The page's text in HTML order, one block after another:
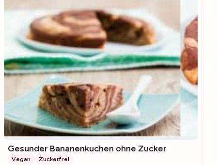
Gesunder Bananenkuchen ohne Zucker
Vegan
Zuckerfrei